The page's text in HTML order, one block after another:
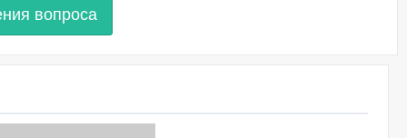
вопроса